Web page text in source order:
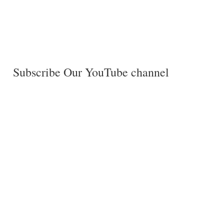
Subscribe Our YouTube channel